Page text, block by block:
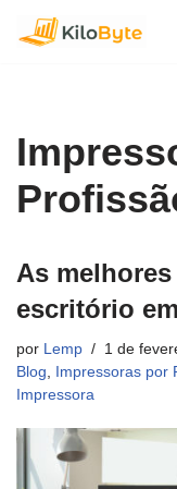
conteúdo
As
escritório
por Lemp
1 de
Blog, Impressoras por
Impressora